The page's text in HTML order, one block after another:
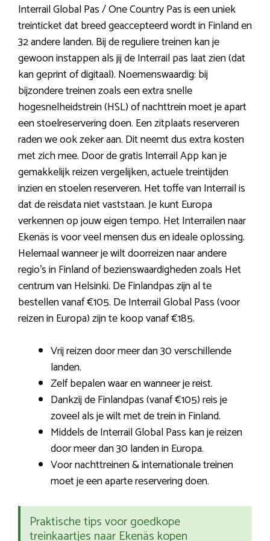
Interrail Global Pas / One Country Pas is een uniek
treinticket dat breed geaccepteerd wordt in Finland en
32 andere landen. Bij de reguliere treinen kan je
gewoon instappen als jij de Interrail pas laat zien (dat
kan geprint of digitaal). Noemenswaardig: bij
bijzondere treinen zoals een extra snelle
hogesnelheidstrein (HSL) of nachttrein moet je apart
een stoelreservering doen. Een zitplaats reserveren
raden we ook zeker aan. Dit neemt dus extra kosten
met zich mee. Door de gratis Interrail App kan je
gemakkelijk reizen vergelijken, actuele treintijden
inzien en stoelen reserveren. Het toffe van Interrail is
dat de reisdata niet vaststaan. Je kunt Europa
verkennen op jouw eigen tempo. Het Interrailen naar
Ekenäs is voor veel mensen dus en ideale oplossing.
Helemaal wanneer je wilt doorreizen naar andere
regio’s in Finland of bezienswaardigheden zoals Het
centrum van Helsinki. De Finlandpas zijn al te
bestellen vanaf €105. De Interrail Global Pass (voor
reizen in Europa) zijn te koop vanaf €185.
Vrij reizen door meer dan 30 verschillende
landen.
Zelf bepalen waar en wanneer je reist.
Dankzij de Finlandpas (vanaf €105) reis je
zoveel als je wilt met de trein in Finland.
Middels de Interrail Global Pass kan je reizen
door meer dan 30 landen in Europa.
Voor nachttreinen & internationale treinen
moet je een aparte reservering doen.
Praktische tips voor goedkope
treinkaartjes naar Ekenäs kopen